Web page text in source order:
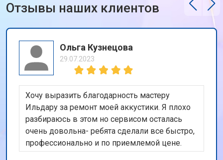
Отзывы наших клиентов
Ольга Кузнецова
29.07.2023
Хочу выразить благодарность мастеру
Ильдару за ремонт моей аккустики. Я плохо
разбираюсь в этом но сервисом осталась
очень довольна- ребята сделали все быстро,
профессионально и по приемлемой цене.
Рекомендую этот сервисный центр всем, кто